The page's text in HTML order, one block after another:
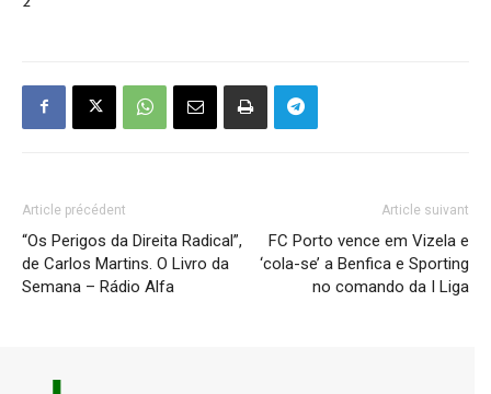
Article précédent
“Os Perigos da Direita Radical”,
de Carlos Martins. O Livro da
Semana – Rádio Alfa
Article suivant
FC Porto vence em Vizela e
‘cola-se’ a Benfica e Sporting
no comando da I Liga